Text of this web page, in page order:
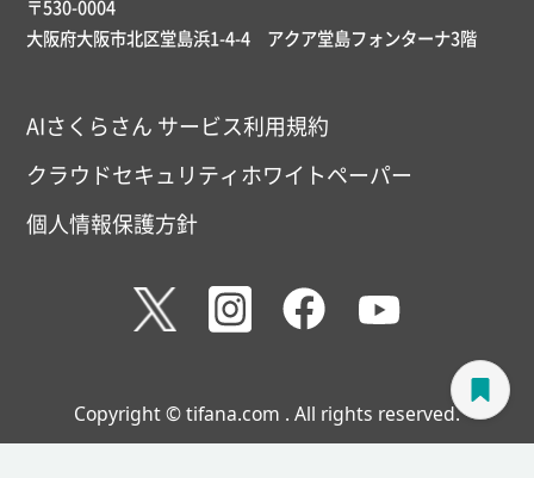
〒530-0004
大阪府大阪市北区堂島浜1-4-4 アクア堂島フォンターナ3階
AIさくらさん サービス利用規約
クラウドセキュリティホワイトペーパー
個人情報保護方針
Copyright © tifana.com . All rights reserved.